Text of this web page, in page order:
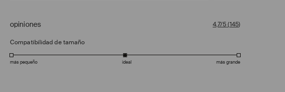
opiniones 4,7/5(145)
Compatibilidad de tamaño
más pequeño ideal más grande